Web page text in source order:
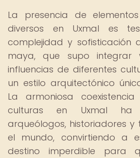
La presencia de
diversos en Uxmal es
complejidad y sofisticación
maya, que supo
influencias de diferentes
un estilo arquitectónico
La armoniosa
culturas en Uxmal ha
arqueólogos, historiadores
el mundo, convirtiendo a
destino imperdible para